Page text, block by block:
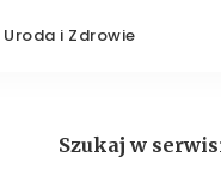
Uroda i Zdrowie
Szukaj w